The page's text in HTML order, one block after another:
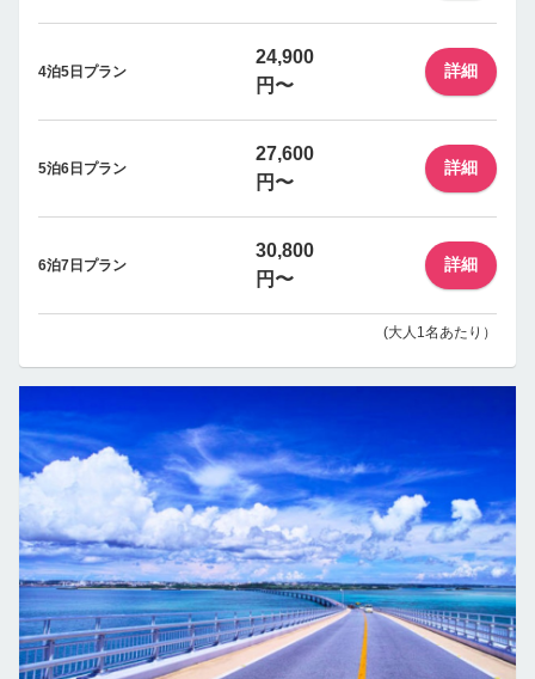
4泊5日プラン
24,900
円〜
詳細
5泊6日プラン
27,600
円〜
詳細
6泊7日プラン
30,800
円〜
詳細
(大人1名あたり）